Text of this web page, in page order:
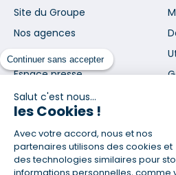
Continuer sans accepter
Salut c'est nous...
les Cookies !
Avec votre accord, nous et nos
partenaires utilisons des cookies et
des technologies similaires pour
informations personnelles, comme
Site du Groupe
Nos agences
Nous contacter
Espace presse
Inscrivez-vous à notre
et nos communications